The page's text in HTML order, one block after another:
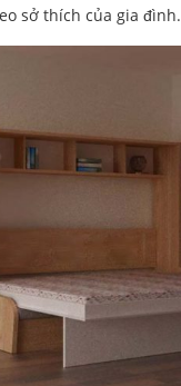
sở thích của gia đình.